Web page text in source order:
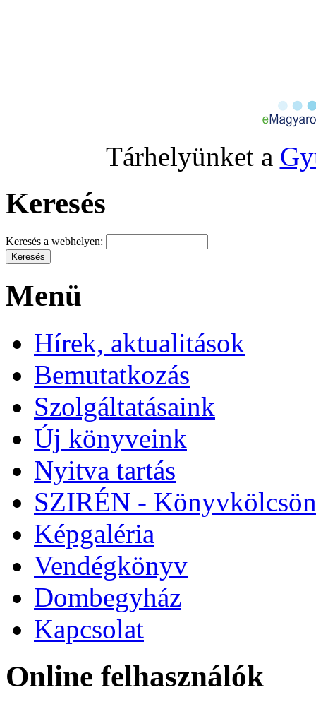
Tárhelyünket a
Keresés
Keresés a webhelyen:
Menü
Hírek, aktualitások
Bemutatkozás
Szolgáltatásaink
Új könyveink
Nyitva tartás
SZIRÉN -
Képgaléria
Vendégkönyv
Dombegyház
Kapcsolat
Online felhasználók